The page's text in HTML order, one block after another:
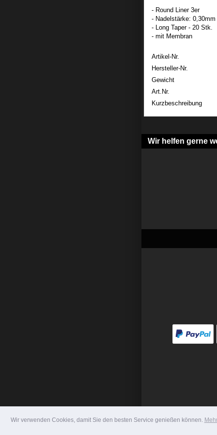
Wir verwenden Cookies, damit Sie den besten Service genießen können.
- Round Liner 3er
- Nadelstärke: 0,30mm
- Long Taper - 20 Stk.
- mit Membran
Artikel-Nr.
Hersteller-Nr.
Gewicht
Art.Nr.
Kurzbeschreibung
Wir helfen gerne